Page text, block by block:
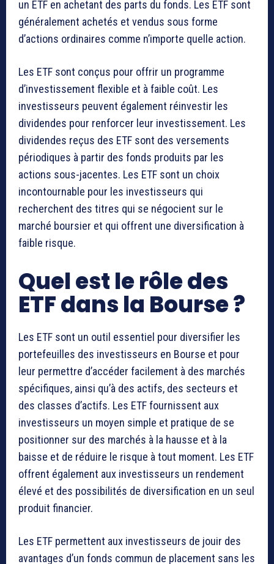
un ETF en achetant des parts du fonds. Les ETF sont
généralement achetés et vendus sous forme
d’actions ordinaires comme n’importe quelle action.
Les ETF sont conçus pour offrir un programme
d’investissement flexible et à faible coût. Les
investisseurs peuvent également réinvestir les
dividendes pour renforcer leur investissement. Les
dividendes reçus des ETF sont des versements
périodiques à partir des fonds produits par les
actions sous-jacentes. Les ETF sont un choix
incontournable pour les investisseurs qui
recherchent des titres qui se négocient sur le
marché boursier et qui offrent une diversification à
faible risque.
Quel est le rôle des
ETF dans la Bourse ?
Les ETF sont un outil essentiel pour diversifier les
portefeuilles des investisseurs en Bourse et pour
leur permettre d’accéder facilement à des marchés
spécifiques, ainsi qu’à des actifs, des secteurs et
des classes d’actifs. Les ETF fournissent aux
investisseurs un moyen simple et pratique de se
positionner sur des marchés à la hausse et à la
baisse et de réduire le risque à tout moment. Les ETF
offrent également aux investisseurs un rendement
élevé et des possibilités de diversification en un seul
produit financier.
Les ETF permettent aux investisseurs de jouir des
avantages d’un fonds commun de placement sans les